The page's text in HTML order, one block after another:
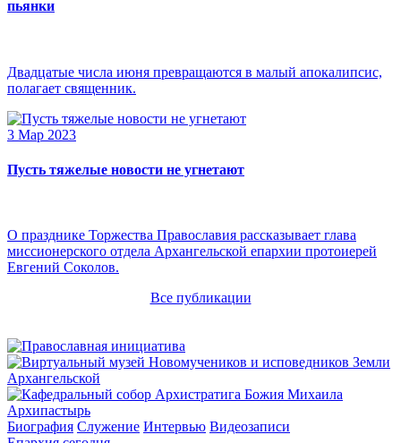
пьянки
Двадцатые числа июня превращаются в малый апокалипсис,
полагает священник.
3 Мар 2023
Пусть тяжелые новости не угнетают
О празднике Торжества Православия рассказывает глава
миссионерского отдела Архангельской епархии протоиерей
Евгений Соколов.
Все публикации
Архипастырь
Биография Служение Интервью Видеозаписи